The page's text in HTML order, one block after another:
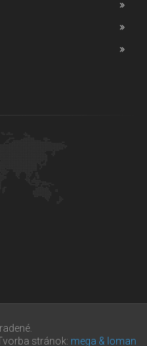
stránok: mega & loman